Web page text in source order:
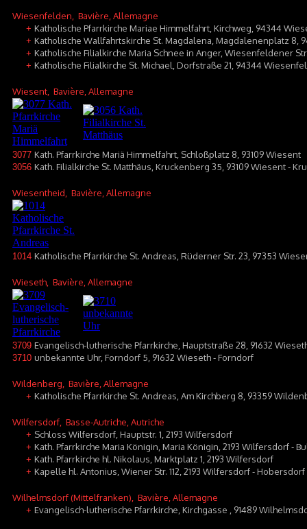
Wiesenfelden , Bavière, Allemagne
+ Katholische Pfarrkirche Mariae Himmelfahrt, Kirchweg, 94344
+ Katholische Wallfahrtskirche St. Magdalena, Magdalenenplatz 8,
+ Katholische Filialkirche Maria Schnee in Anger, Wiesenfeldener
+ Katholische Filialkirche St. Michael, Dorfstraße 21, 94344
Wiesent , Bavière, Allemagne
3077 Kath. Pfarrkirche Mariä Himmelfahrt, Schloßplatz 8, 93109 Wiesent
3056 Kath. Filialkirche St. Matthäus, Kruckenberg 35, 93109 Wiesent -
Wiesentheid , Bavière, Allemagne
1014 Katholische Pfarrkirche St. Andreas, Rüderner Str. 23, 97353
Wieseth , Bavière, Allemagne
3709 Evangelisch-lutherische Pfarrkirche, Hauptstraße 28, 91632
3710 unbekannte Uhr, Forndorf 5, 91632 Wieseth - Forndorf
Wildenberg , Bavière, Allemagne
+ Katholische Pfarrkirche St. Andreas, Am Kirchberg 8, 93359
Wilfersdorf , Basse-Autriche, Autriche
+ Schloss Wilfersdorf, Hauptstr. 1, 2193 Wilfersdorf
+ Kath. Pfarrkirche Maria Königin, Maria Königin, 2193 Wilfersdorf -
+ Kath. Pfarrkirche hl. Nikolaus, Marktplatz 1, 2193 Wilfersdorf
+ Kapelle hl. Antonius, Wiener Str. 112, 2193 Wilfersdorf - Hobersdorf
Wilhelmsdorf (Mittelfranken) , Bavière, Allemagne
+ Evangelisch-lutherische Pfarrkirche, Kirchgasse , 91489